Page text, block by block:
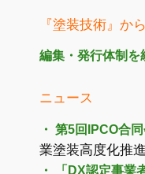
『塗装技術』か
編集・発行体制を
ニュース
・ 第5回IPCO合
業塗装高度化推
・ 「DX認定事業